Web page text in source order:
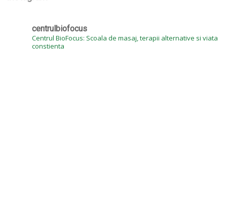
centrulbiofocus
Centrul BioFocus: Scoala de masaj, terapii alternative si viata
constienta